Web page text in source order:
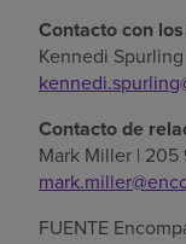
Contacto con
Kennedi Spurling
Contacto de
Mark Miller | 205
FUENTE